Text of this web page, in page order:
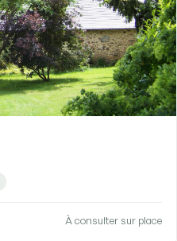
À consulter sur place